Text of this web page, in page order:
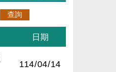
114/04/14